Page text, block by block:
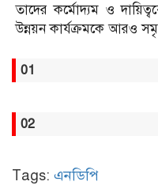
তাদের কর্মোদ্যম ও
উন্নয়ন কার্যক্রমকে আরও
01
02
Tags: এনডিপি